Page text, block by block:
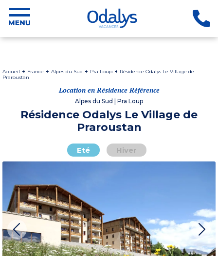
Accueil France Alpes du Sud Pra Loup
Résidence Odalys Le Village de
Praroustan
Location en Résidence Référence
Alpes du Sud | Pra Loup
Résidence Odalys Le Village de
Praroustan
Eté Hiver